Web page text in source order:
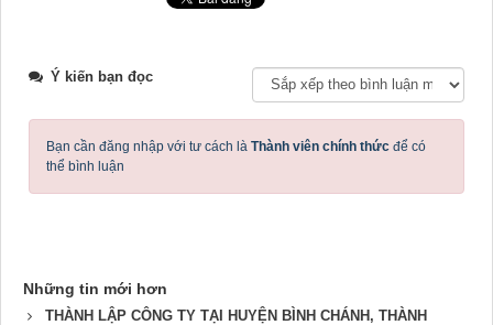
Ý kiến bạn đọc
Bạn cần đăng nhập với tư cách là Thành viên chính thức để có
thể bình luận
Những tin mới hơn
THÀNH LẬP CÔNG TY TẠI HUYỆN BÌNH CHÁNH, THÀNH